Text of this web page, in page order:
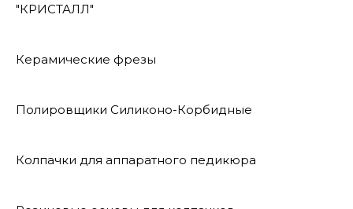
"КРИСТАЛЛ"
Керамические фрезы
Полировщики Силиконо-Корбидные
Колпачки для аппаратного педикюра